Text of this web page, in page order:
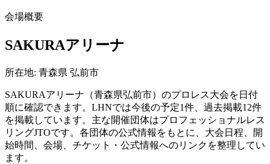
会場概要
SAKURAアリーナ
所在地: 青森県 弘前市
SAKURAアリーナ（青森県弘前市）のプロレス大会を日付
順に確認できます。LHNでは今後の予定1件、過去掲載12件
を掲載しています。主な開催団体はプロフェッショナルレス
リングJTOです。各団体の公式情報をもとに、大会日程、開
始時間、会場、チケット・公式情報へのリンクを整理してい
ます。